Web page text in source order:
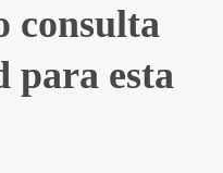
consulta
para esta